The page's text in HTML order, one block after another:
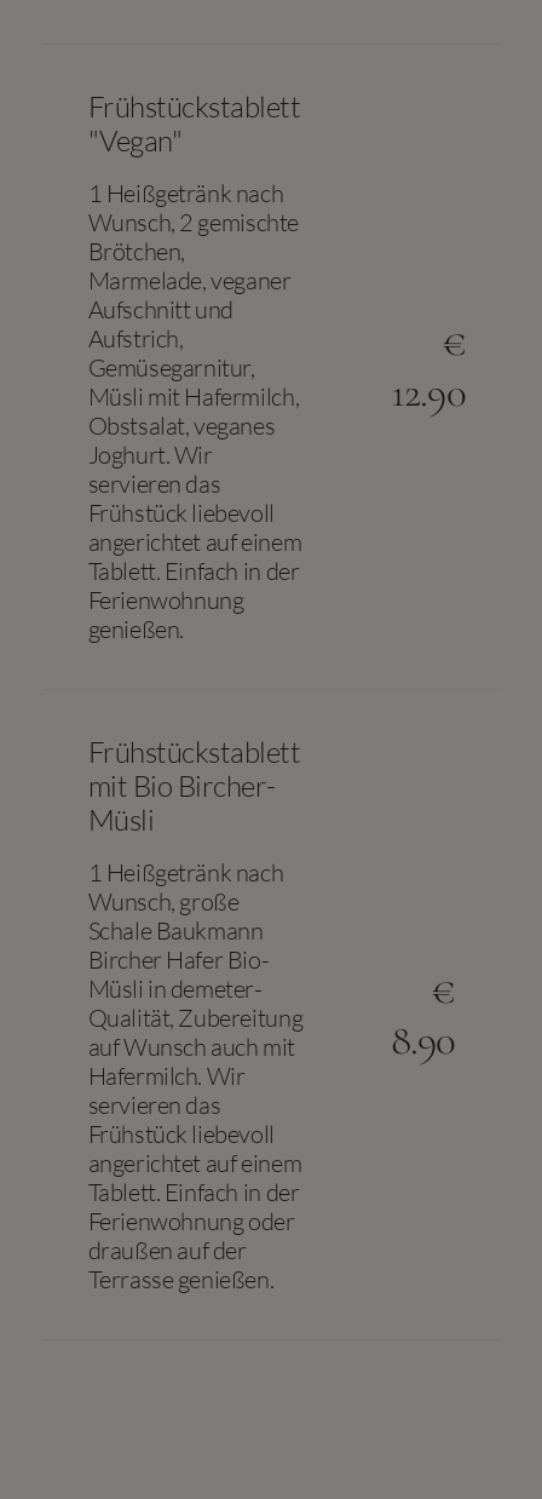
Frühstückstablett
"Vegan"
1 Heißgetränk nach
Wunsch, 2 gemischte
Brötchen,
Marmelade, veganer
Aufschnitt und
Aufstrich,
Gemüsegarnitur,
Müsli mit Hafermilch,
Obstsalat, veganes
Joghurt. Wir
servieren das
Frühstück liebevoll
angerichtet auf einem
Tablett. Einfach in der
Ferienwohnung
genießen.
€
12.90
Frühstückstablett
mit Bio Bircher-
Müsli
1 Heißgetränk nach
Wunsch, große
Schale Baukmann
Bircher Hafer Bio-
Müsli in demeter-
Qualität, Zubereitung
auf Wunsch auch mit
Hafermilch. Wir
servieren das
Frühstück liebevoll
angerichtet auf einem
Tablett. Einfach in der
Ferienwohnung oder
draußen auf der
Terrasse genießen.
€
8.90